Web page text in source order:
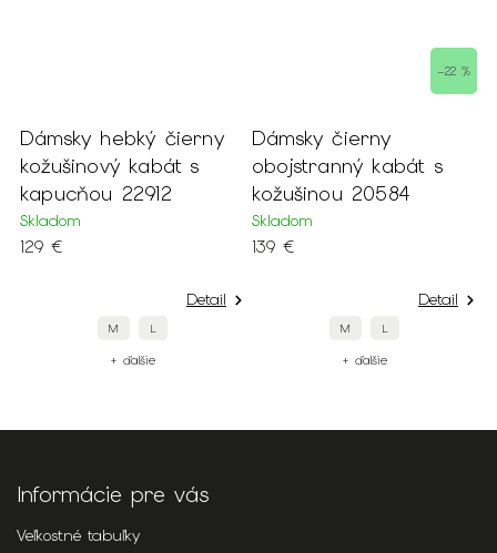
Dámsky hebký čierny
kožušinový kabát s
kapucňou 22912
Skladom
129 €
Detail
M L
+ ďalšie
–22 %
Dámsky čierny
obojstranný kabát s
kožušinou 20584
Skladom
139 €
Detail
M L
+ ďalšie
Informácie pre vás
Veľkostné tabuľky